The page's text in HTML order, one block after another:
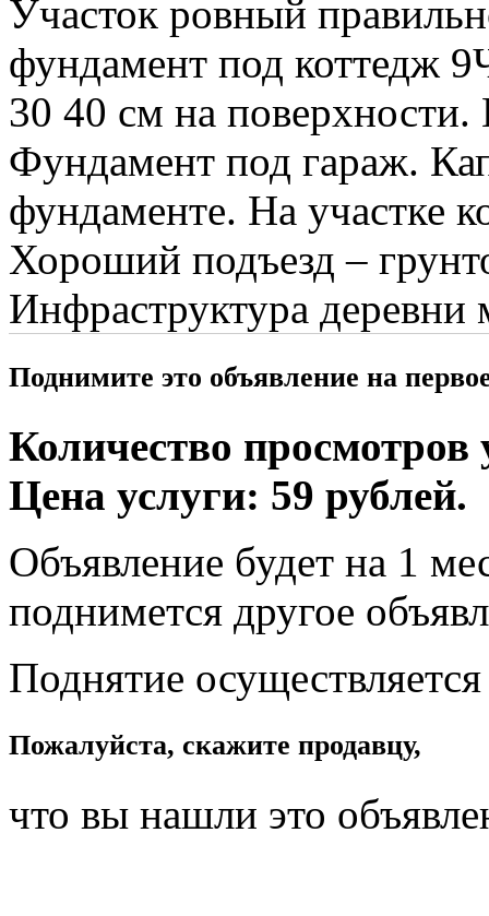
Участок ровный
фундамент под коттедж
30 40 см на поверхности.
Фундамент под гараж.
фундаменте. На участке
Хороший подъезд –
Инфраструктура деревни
Поднимите это объявление на
Количество просмотров
Цена услуги: 59 рублей.
Объявление будет на 1
поднимется другое
Поднятие
Пожалуйста, скажите продавцу,
что вы нашли это